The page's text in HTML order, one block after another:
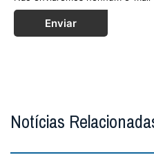
Enviar
Notícias